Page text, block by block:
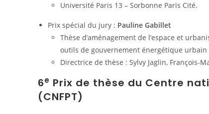
Université Paris 13 – Sorbonne Paris Cité.
Prix spécial du jury : Pauline Gabillet
Thèse d’aménagement de l’espace et
outils de gouvernement énergétique
Directrice de thèse : Sylvy Jaglin, François-
6e Prix de thèse du Centre
(CNFPT)